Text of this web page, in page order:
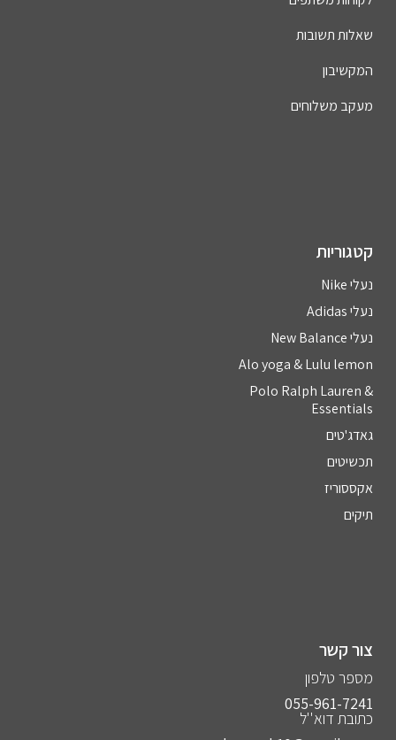
שאלות תשובות
המקשיבון
מעקב משלוחים
קטגוריות
נעלי Nike
נעלי Adidas
נעלי New Balance
Alo yoga & Lulu lemon
Polo Ralph Lauren &
Essentials
גאדג'טים
תכשיטים
אקססוריז
תיקים
צור קשר
מספר טלפון
055-961-7241⁩
כתובת דוא''ל